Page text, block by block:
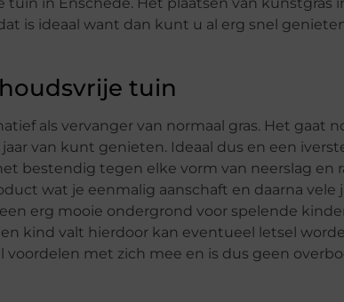
is ideaal want dan kunt u al erg snel
tuin
als vervanger van normaal gras. Het gaat
van kunt genieten. Ideaal dus en een
bestendig tegen elke vorm van neerslag en
wat je eenmalig aanschaft en daarna vele
erg mooie ondergrond voor spelende
kind valt hierdoor kan eventueel letsel
met zich mee en is dus geen